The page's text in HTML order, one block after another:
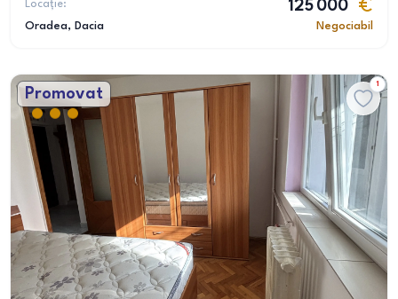
Locație:
Oradea, Dacia
125 000
Negociabil
Promovat
1